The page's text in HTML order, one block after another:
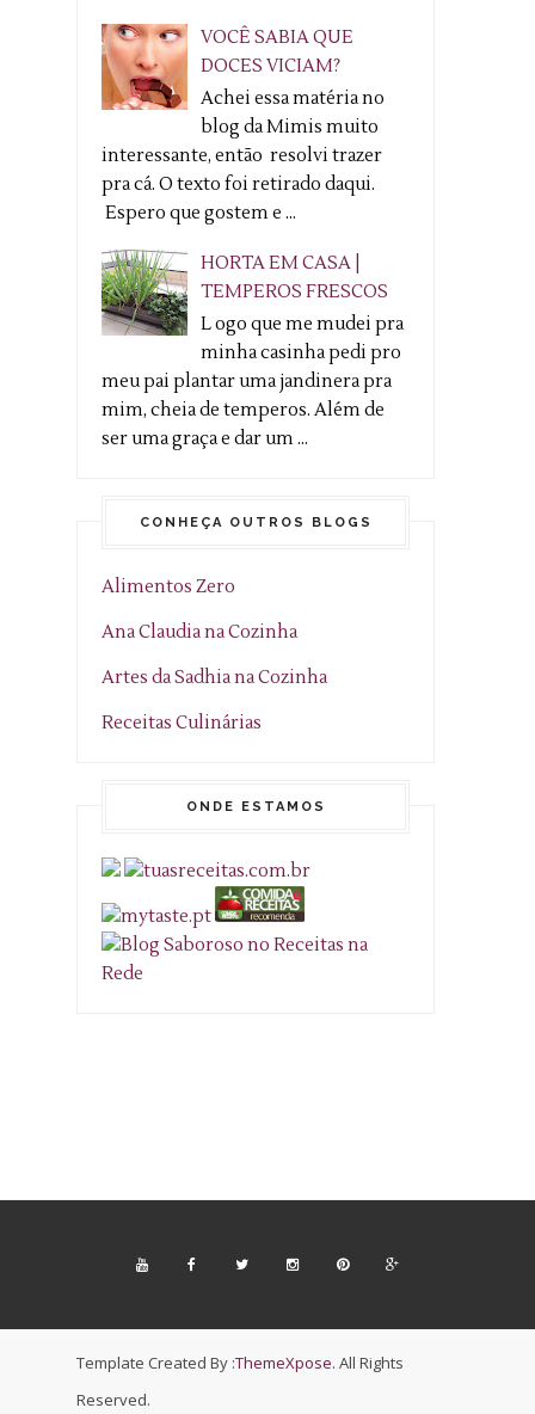
VOCÊ SABIA QUE
DOCES VICIAM?
Achei essa matéria no
blog da Mimis muito
interessante, então resolvi trazer
pra cá. O texto foi retirado daqui.
Espero que gostem e ...
HORTA EM CASA |
TEMPEROS FRESCOS
L ogo que me mudei pra
minha casinha pedi pro
meu pai plantar uma jandinera pra
mim, cheia de temperos. Além de
ser uma graça e dar um ...
CONHEÇA OUTROS BLOGS
Alimentos Zero
Ana Claudia na Cozinha
Artes da Sadhia na Cozinha
Receitas Culinárias
ONDE ESTAMOS
Template Created By :ThemeXpose. All Rights
Reserved.